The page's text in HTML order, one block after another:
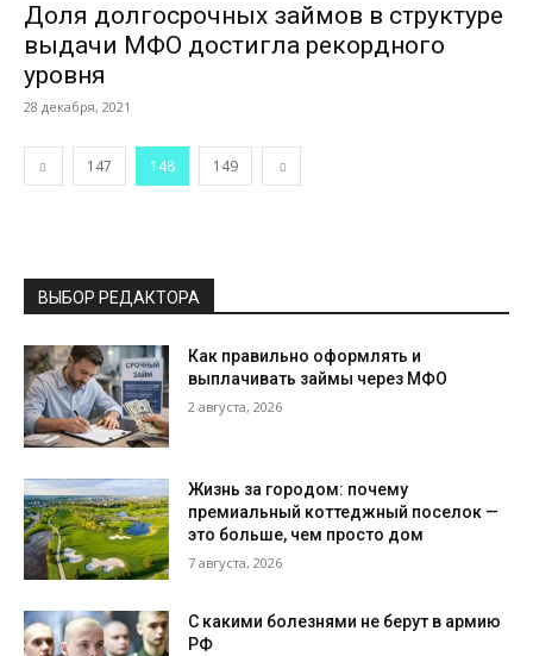
Доля долгосрочных займов в структуре
выдачи МФО достигла рекордного
уровня
28 декабря, 2021
147 148 149
ВЫБОР РЕДАКТОРА
Как правильно оформлять и
выплачивать займы через МФО
2 августа, 2026
Жизнь за городом: почему
премиальный коттеджный поселок —
это больше, чем просто дом
7 августа, 2026
С какими болезнями не берут в армию
РФ